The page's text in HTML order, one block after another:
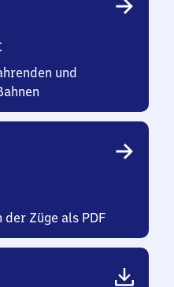
und
Züge als PDF